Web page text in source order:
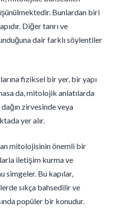
Bunlardan biri
Diğer tanrı ve
dair farklı söylentiler
fiziksel bir yer, bir yapı
da, mitolojik anlatılarda
zirvesinde veya
yer alır.
mitolojisinin önemli bir
iletişim kurma ve
simgeler. Bu kapılar,
sıkça bahsedilir ve
popüler bir konudur.